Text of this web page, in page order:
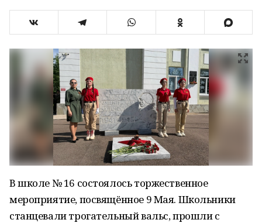
В школе № 16 состоялось торжественное
мероприятие, посвящённое 9 Мая. Школьники
станцевали трогательный вальс, прошли с